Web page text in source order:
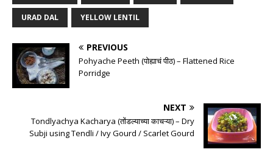
URAD DAL YELLOW LENTIL
PREVIOUS
Pohyache Peeth (पोह्याचं पीठ) – Flattened Rice
Porridge
NEXT
Tondlyachya Kacharya (तोंडल्याच्या काचऱ्या) – Dry
Subji using Tendli / Ivy Gourd / Scarlet Gourd